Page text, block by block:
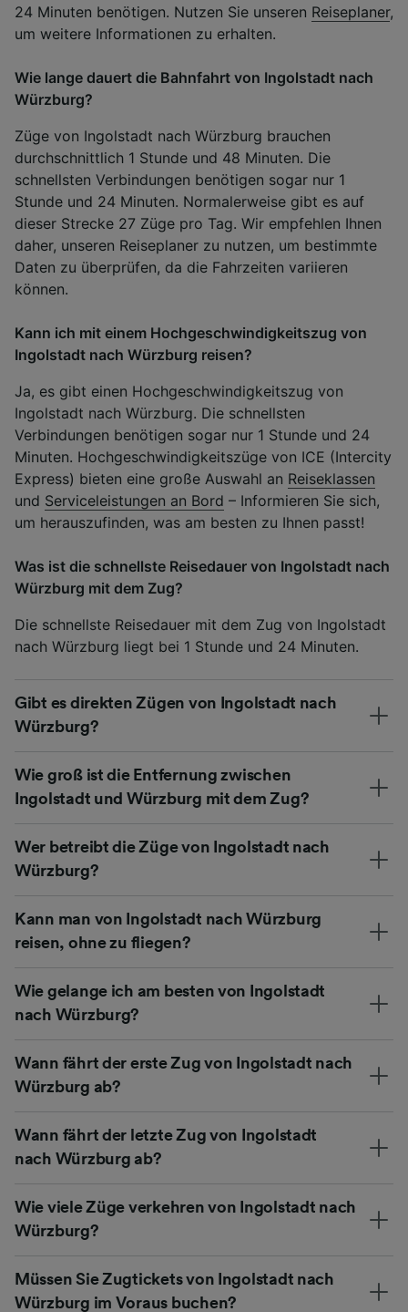
24 Minuten benötigen. Nutzen Sie unseren Reiseplaner,
um weitere Informationen zu erhalten.
Wie lange dauert die Bahnfahrt von Ingolstadt nach
Würzburg?
Züge von Ingolstadt nach Würzburg brauchen
durchschnittlich 1 Stunde und 48 Minuten. Die
schnellsten Verbindungen benötigen sogar nur 1
Stunde und 24 Minuten. Normalerweise gibt es auf
dieser Strecke 27 Züge pro Tag. Wir empfehlen Ihnen
daher, unseren Reiseplaner zu nutzen, um bestimmte
Daten zu überprüfen, da die Fahrzeiten variieren
können.
Kann ich mit einem Hochgeschwindigkeitszug von
Ingolstadt nach Würzburg reisen?
Ja, es gibt einen Hochgeschwindigkeitszug von
Ingolstadt nach Würzburg. Die schnellsten
Verbindungen benötigen sogar nur 1 Stunde und 24
Minuten. Hochgeschwindigkeitszüge von ICE (Intercity
Express) bieten eine große Auswahl an Reiseklassen
und Serviceleistungen an Bord – Informieren Sie sich,
um herauszufinden, was am besten zu Ihnen passt!
Was ist die schnellste Reisedauer von Ingolstadt nach
Würzburg mit dem Zug?
Die schnellste Reisedauer mit dem Zug von Ingolstadt
nach Würzburg liegt bei 1 Stunde und 24 Minuten.
Gibt es direkten Zügen von Ingolstadt nach
Würzburg?
Wie groß ist die Entfernung zwischen
Ingolstadt und Würzburg mit dem Zug?
Wer betreibt die Züge von Ingolstadt nach
Würzburg?
Kann man von Ingolstadt nach Würzburg
reisen, ohne zu fliegen?
Wie gelange ich am besten von Ingolstadt
nach Würzburg?
Wann fährt der erste Zug von Ingolstadt nach
Würzburg ab?
Wann fährt der letzte Zug von Ingolstadt
nach Würzburg ab?
Wie viele Züge verkehren von Ingolstadt nach
Würzburg?
Müssen Sie Zugtickets von Ingolstadt nach
Würzburg im Voraus buchen?